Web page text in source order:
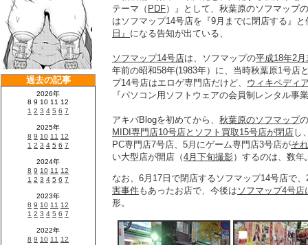
テーマ（ PDF）』として、秋葉原のソフマップ
はソフマップ14号店を『9月までに閉店する』
日』 になる告知が出ている、
ソフマップ14号店は、ソフマップの平成18年2
年前の昭和58年(1983年）に、当時秋葉原1号店
プ14号店はエロゲ専門店だけど、 ウィキペディ
『パソコン用ソフトウェアの会員制レンタル事
アキバBlogを初めてから、 秋葉原のソフマップ
MIDI専門店10号店とソフト買取15号店が閉店し
PC専門店7号店、5月にゲーム専門店3号店がそ
い大型店が開店（4月下旬撮影 ）するのは、数年
なお、6月17日で閉店するソフマップ14号店で
害事件もあったお店で、今後は ソフマップ4号店
形。